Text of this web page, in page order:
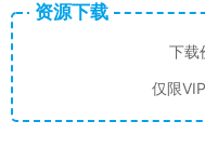
资源下载
下载
仅限